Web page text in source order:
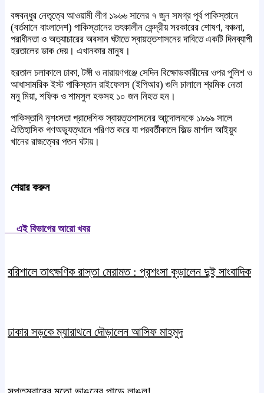
বঙ্গবন্ধুর নেতৃত্বে আওয়ামী লীগ ১৯৬৬ সালের ৭ জুন সমগ্র পূর্ব পাকিস্তানে
(বর্তমানে বাংলাদেশ) পাকিস্তানের তৎকালীন কেন্দ্রীয় সরকারের শোষণ, বঞ্চনা,
পরাধীনতা ও অত্যাচারের অবসান ঘটাতে স্বায়ত্তশাসনের দাবিতে একটি দিনব্যাপী
হরতালের ডাক দেয়। এখানকার মানুষ।
হরতাল চলাকালে ঢাকা, টঙ্গী ও নারায়ণগঞ্জে সেদিন বিক্ষোভকারীদের ওপর পুলিশ ও
আধাসামরিক ইস্ট পাকিস্তান রাইফেলস (ইপিআর) গুলি চালালে শ্রমিক নেতা
মনু মিয়া, শফিক ও শামসুল হকসহ ১০ জন নিহত হন।
পাকিস্তানি নৃশংসতা প্রাদেশিক স্বায়ত্তশাসনের আন্দোলনকে ১৯৬৯ সালে
ঐতিহাসিক গণঅভ্যুত্থানে পরিণত করে যা পরবর্তীকালে ফিল্ড মার্শাল আইয়ুব
খানের রাজত্বের পতন ঘটায়।
শেয়ার করুন
এই বিভাগের আরো খবর
বরিশালে তাৎক্ষণিক রাস্তা মেরামত : প্রশংসা কুড়ালেন দুই সাংবাদিক
ঢাকার সড়কে ম্যারাথনে দৌড়ালেন আসিফ মাহমুদ